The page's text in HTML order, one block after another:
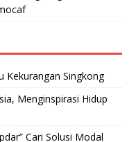
Kekurangan Singkong
Menginspirasi Hidup
Cari Solusi Modal